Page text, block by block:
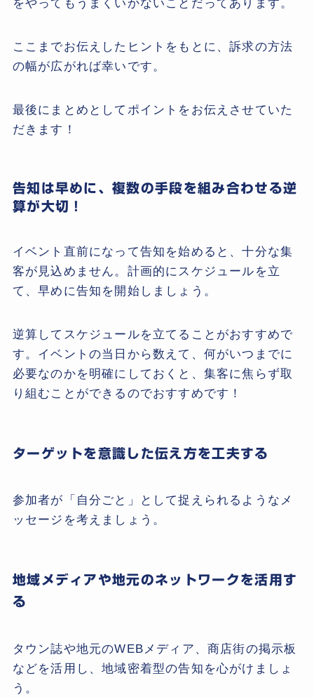
をやってもうまくいかないことだってあります。
ここまでお伝えしたヒントをもとに、訴求の方法
の幅が広がれば幸いです。
最後にまとめとしてポイントをお伝えさせていた
だきます！
告知は早めに、複数の手段を組み合わせる逆
算が大切！
イベント直前になって告知を始めると、十分な集
客が見込めません。計画的にスケジュールを立
て、早めに告知を開始しましょう。
逆算してスケジュールを立てることがおすすめで
す。イベントの当日から数えて、何がいつまでに
必要なのかを明確にしておくと、集客に焦らず取
り組むことができるのでおすすめです！
ターゲットを意識した伝え方を工夫する
参加者が「自分ごと」として捉えられるようなメ
ッセージを考えましょう。
地域メディアや地元のネットワークを活用す
る
タウン誌や地元のWEBメディア、商店街の掲示板
などを活用し、地域密着型の告知を心がけましょ
う。